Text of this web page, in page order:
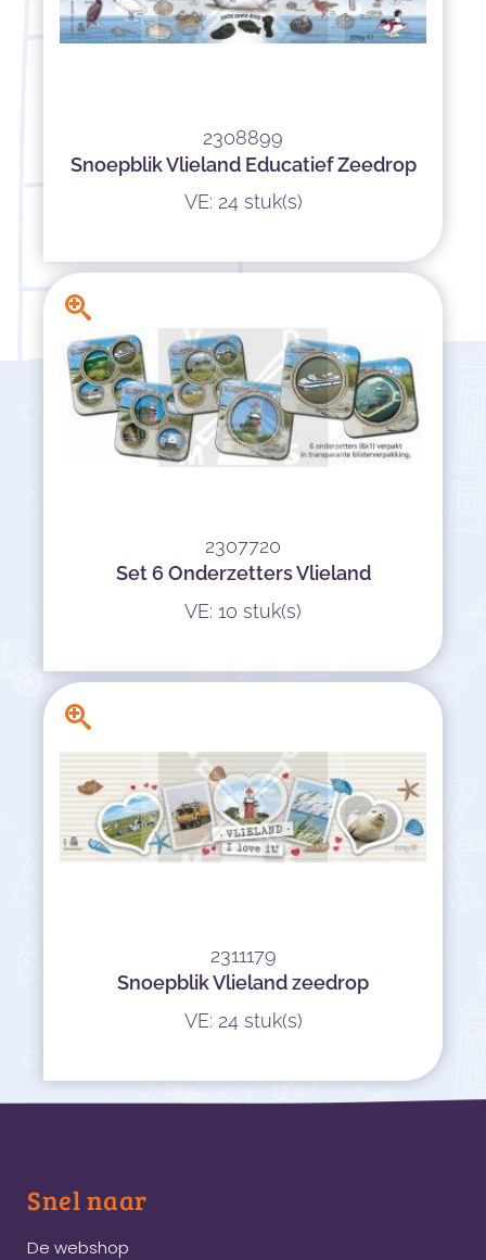
2308899
Snoepblik Vlieland Educatief Zeedrop
VE: 24 stuk(s)
2307720
Set 6 Onderzetters Vlieland
VE: 10 stuk(s)
2311179
Snoepblik Vlieland zeedrop
VE: 24 stuk(s)
Snel naar
De webshop